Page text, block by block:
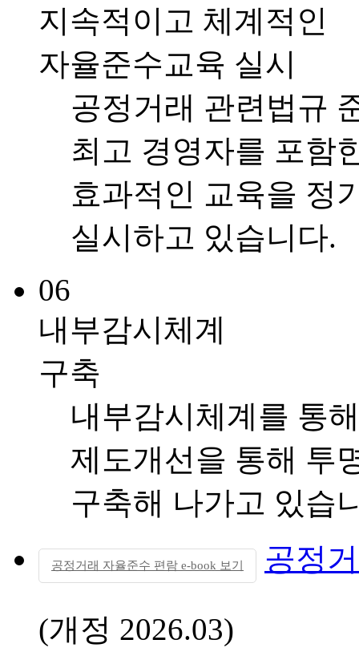
지속적이고 체계적인
자율준수교육 실시
공정거래 관련법규
최고 경영자를 포함
효과적인 교육을 정
실시하고 있습니다.
06
내부감시체계
구축
내부감시체계를 통
제도개선을 통해 투
구축해 나가고 있습
공정거래 자율준수 편람 e-book 보기 공정
(개정 2026.03)